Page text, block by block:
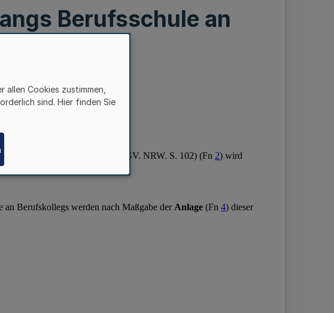
Berufsschule an
allen Cookies zustimmen,
sind. Hier finden Sie